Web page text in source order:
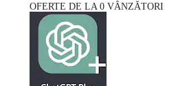
OFERTE DE LA 0 VÂNZĂTORI